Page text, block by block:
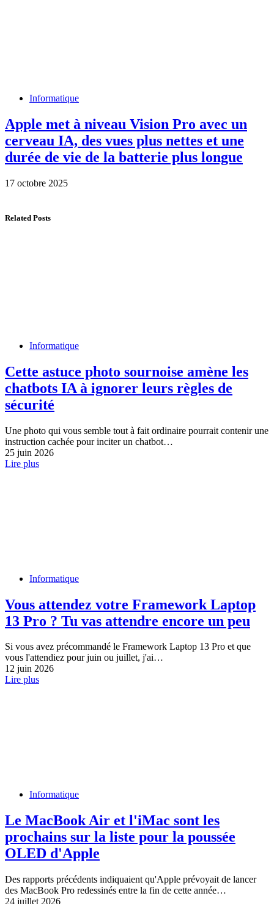
Informatique
Apple met à niveau Vision Pro avec un
cerveau IA, des vues plus nettes et une
durée de vie de la batterie plus longue
17 octobre 2025
Related Posts
Informatique
Cette astuce photo sournoise amène les
chatbots IA à ignorer leurs règles de
sécurité
Une photo qui vous semble tout à fait ordinaire pourrait contenir une
instruction cachée pour inciter un chatbot…
25 juin 2026
Lire plus
Informatique
Vous attendez votre Framework Laptop
13 Pro ? Tu vas attendre encore un peu
Si vous avez précommandé le Framework Laptop 13 Pro et que
vous l'attendiez pour juin ou juillet, j'ai…
12 juin 2026
Lire plus
Informatique
Le MacBook Air et l'iMac sont les
prochains sur la liste pour la poussée
OLED d'Apple
Des rapports précédents indiquaient qu'Apple prévoyait de lancer
des MacBook Pro redessinés entre la fin de cette année…
24 juillet 2026